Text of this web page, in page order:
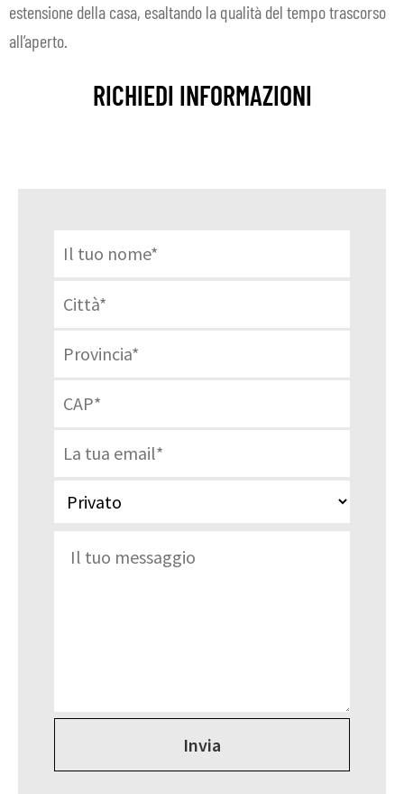
estensione della casa, esaltando la qualità del tempo trascorso
all’aperto.
RICHIEDI INFORMAZIONI